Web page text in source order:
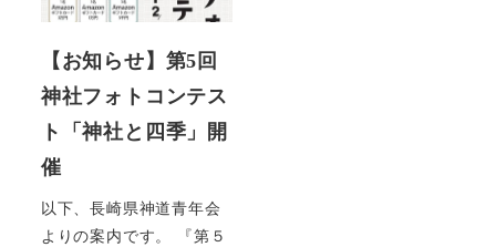
【お知らせ】第5回
神社フォトコンテス
ト「神社と四季」開
催
以下、長崎県神道青年会
よりの案内です。 『第５